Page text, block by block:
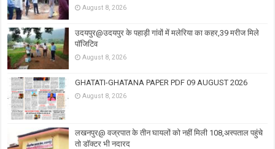
August 8, 2026
उदयपुर@उदयपुर के पहाड़ी गांवों में मलेरिया का कहर,39 मरीज मिले
पॉजिटिव
August 8, 2026
GHATATI-GHATANA PAPER PDF 09 AUGUST 2026
August 8, 2026
लखनपुर@ वज्रपात के तीन घायलों को नहीं मिली 108,अस्पताल पहुंचे
तो डॉक्टर भी नदारद